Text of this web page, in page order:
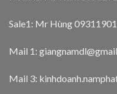
Sale1: Mr Hùng
Mail 1:
Mail 3: